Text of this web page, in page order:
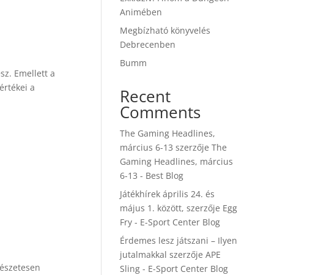
Emellett a
a
Animében
Megbízható könyvelés
Debrecenben
Bumm
Recent
Comments
The Gaming Headlines,
március 6-13 szerzőjeThe
Gaming Headlines, március
6-13 - Best Blog
Játékhírek április 24. és
május 1. között, szerzője Egg
Fry - E-Sport Center Blog
Érdemes lesz játszani – Ilyen
jutalmakkal szerzőjeAPE
Sling - E-Sport Center Blog